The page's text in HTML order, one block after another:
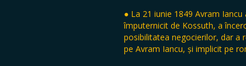
● La 21 iunie 1849 Avram
împuternicit de Kossuth, a
posibilitatea negocierilor, dar a
pe Avram Iancu, și implicit pe